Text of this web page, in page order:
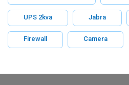
UPS 2kva Jabra
Firewall Camera